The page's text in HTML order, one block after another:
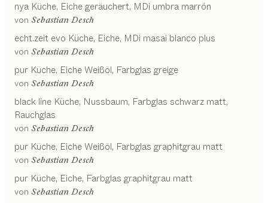
nyaKüche Eiche geräuchert, MDi umbra marrón
von Sebastian Desch
echt.zeit evo Küche Eiche, MDi masai blanco plus
von Sebastian Desch
pur Küche Eiche Weißöl, Farbglas greige
von Sebastian Desch
black line Küche Nussbaum, Farbglas schwarz matt,
Rauchglas
von Sebastian Desch
pur Küche Eiche Weißöl, Farbglas graphitgrau matt
von Sebastian Desch
pur Küche Eiche, Farbglas graphitgrau matt
von Sebastian Desch